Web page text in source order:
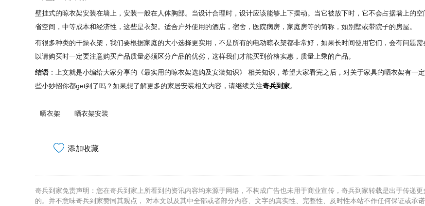
壁挂式的晾衣架安装在墙上，安装一般在人体胸部。当设计合理时，设计应该能够上下摆动。当它被放下时，它不会占据墙上的空
省空间，中等成本和经济性，这些是衣架。适合户外使用的酒店，宿舍，医院病房，家庭房等的简称，如别墅或带院子的房屋。
有很多种类的干燥衣架，我们要根据家庭的大小选择更实用，不是所有的电动晾衣架都非常好，如果长时间使用它们，会有问题需
以请购买时一定要注意购买产品质量必须区分产品的优劣，这样我们才能买到价格实惠，质量上乘的产品。
结语 ：上文就是小编给大家分享的《最实用的晾衣架选购及安装知识》 相关知识，希望大家看完之后，对关于家具的晒衣架有一
些小妙招你都get到了吗？如果想了解更多的家居安装相关内容，请继续关注奇兵到家。
晒衣架 晒衣架安装
添加收藏
奇兵到家免责声明：您在奇兵到家上所看到的资讯内容均来源于网络，不构成广告也未用于商业宣传，奇兵到家转载是出于传递更
的。并不意味奇兵到家赞同其观点， 对本文以及其中全部或者部分内容、文字的真实性、完整性、及时性本站不作任何保证或承